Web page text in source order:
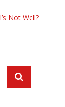
Not Well?